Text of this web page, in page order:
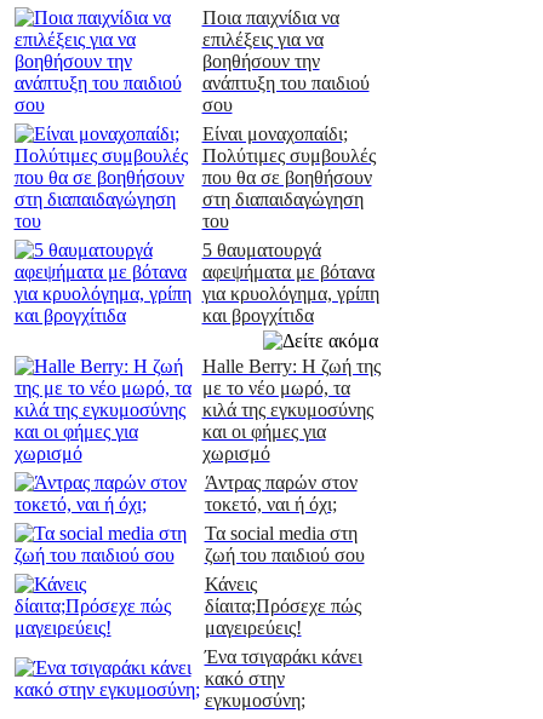
Ποια παιχνίδια να
επιλέξεις για να
βοηθήσουν την
ανάπτυξη του παιδιού
σου
Είναι μοναχοπαίδι;
Πολύτιμες συμβουλές
που θα σε βοηθήσουν
στη διαπαιδαγώγηση
του
5 θαυματουργά
αφεψήματα με βότανα
για κρυολόγημα, γρίπη
και βρογχίτιδα
Halle Berry: H ζωή της
με το νέο μωρό, τα
κιλά της εγκυμοσύνης
και οι φήμες για
χωρισμό
Άντρας παρών στον
τοκετό, ναι ή όχι;
Τα social media στη
ζωή του παιδιού σου
Κάνεις
δίαιτα;Πρόσεχε πώς
μαγειρεύεις!
Ένα τσιγαράκι κάνει
κακό στην
εγκυμοσύνη;